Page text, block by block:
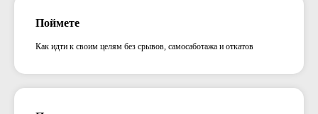
Поймете
Как идти к своим целям без срывов, самосаботажа и откатов